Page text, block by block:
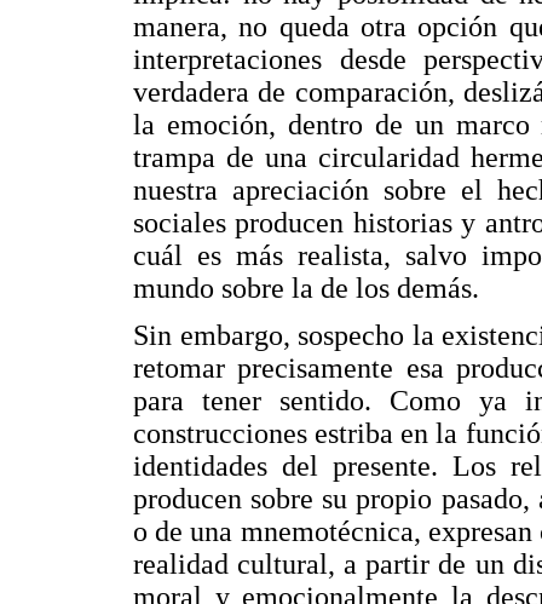
manera, no queda otra opción
interpretaciones desde
verdadera de comparación,
la emoción, dentro de un
trampa de una circularidad
nuestra apreciación sobre el
sociales producen historias y
cuál es más realista, salvo
mundo sobre la de los demás.
Sin embargo, sospecho la
retomar precisamente esa
para tener sentido. Como ya
construcciones estriba en la
identidades del presente. Los
producen sobre su propio
o de una mnemotécnica,
realidad cultural, a partir de un
moral y emocionalmente la